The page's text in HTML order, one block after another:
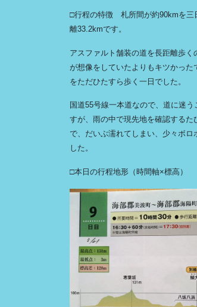
□行程の特徴 札所間が約90kmを三
離33.2kmです。
アスファルト舗装の道を長距離歩く
が想像をしていたよりもキツかった
をただひたすら歩く一日でした。
国道55号線一本道なので、道に迷
すが、雨の中で現先地を確認するた
で、だいぶ濡れてしまい、少々ボロ
した。
□本日の行程地形（時間軸×標高）